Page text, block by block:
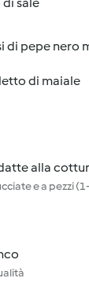
di pepe nero
di maiale
alla
e a pezzi